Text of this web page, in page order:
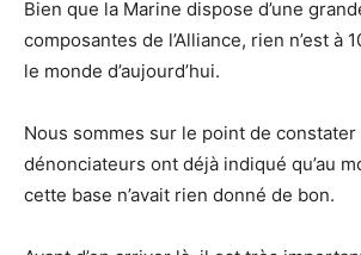
Bien que la Marine dispose d’une
composantes de l’Alliance, rien n’est à
le monde d’aujourd’hui.
Nous sommes sur le point de constater
dénonciateurs ont déjà indiqué qu’au
cette base n’avait rien donné de bon.